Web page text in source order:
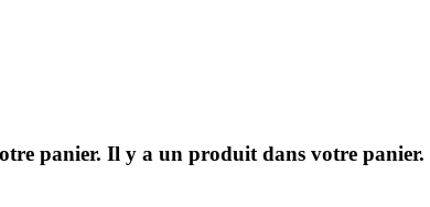
panier. Il y a un produit dans votre panier.